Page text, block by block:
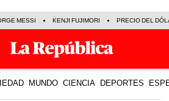
MESSI KENJI FUJIMORI PRECIO DEL
MUNDO CIENCIA DEPORTES